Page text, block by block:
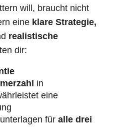
will, braucht nicht
eine klare Strategie,
realistische
dir:
in
eine
für alle drei